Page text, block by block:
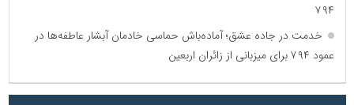
۷۹۴
خدمت در جاده عشق؛ آماده‌باش حماسی خادمان آبشار عاطفه‌ها در
عمود ۷۹۴ برای میزبانی از زائران اربعین